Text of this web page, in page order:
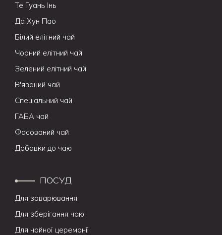
Те Гуань Інь
Да Хун Пао
Білий елітний чай
Чорний елітний чай
Зелений елітний чай
В'язаний чай
Спеціальний чай
ГАБА чай
Фасований чай
Добавки до чаю
ПОСУД
Для заварювання
Для зберігання чаю
Для чайної церемонії